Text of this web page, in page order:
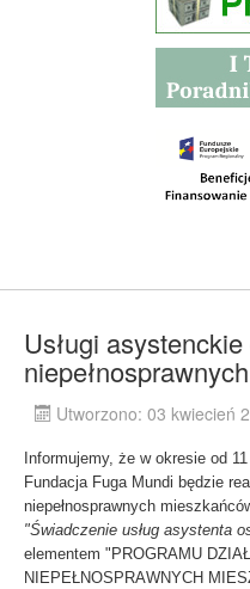
Usługi
niepełnosprawnych
Utworzono: 03 kwiecień
Informujemy, że w okresie od
Fundacja Fuga Mundi będzie
niepełnosprawnych
"Świadczenie usług asystenta
elementem "PROGRAMU
NIEPEŁNOSPRAWNYCH